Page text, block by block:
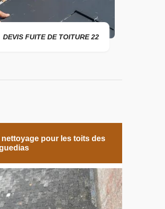
FUITE DE TOITURE 22
nettoyage pour les toits des